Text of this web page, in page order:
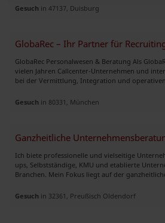
Gesuch in 47137, Duisburg
GlobaRec Personalwesen & Beratung Als
vielen Jahren Callcenter-Unternehmen und
bei der Vermittlung, Integration und operativen
Gesuch in 80331, München
Ich biete professionelle und vielseitige
ups, Selbstständige, KMU und etablierte
Branchen. Mein Fokus liegt auf der
Gesuch in 32361, Preußisch Oldendorf